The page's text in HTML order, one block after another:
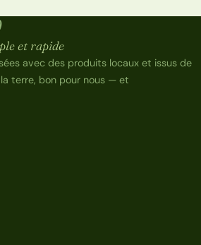
et rapide
avec des produits locaux et issus de
terre, bon pour nous — et